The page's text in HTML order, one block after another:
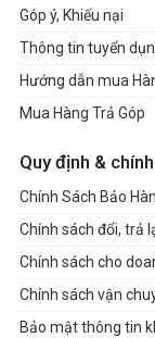
Góp ý, Khiếu nại
Thông tin tuyển
Hướng dẫn mua
Mua Hàng Trả Góp
Quy định &
Chính Sách Bảo
Chính sách đổi, trả
Chính sách cho
Chính sách vận
Bảo mật thông tin